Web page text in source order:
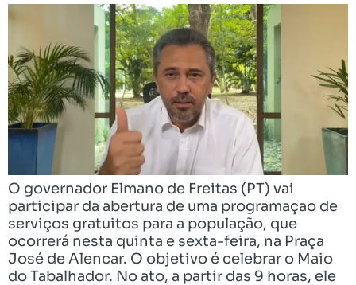
O governador Elmano de Freitas (PT) vai
participar da abertura de uma programaçao de
serviços gratuitos para a população, que
ocorrerá nesta quinta e sexta-feira, na Praça
José de Alencar. O objetivo é celebrar o Maio
do Tabalhador. No ato, a partir das 9 horas, ele